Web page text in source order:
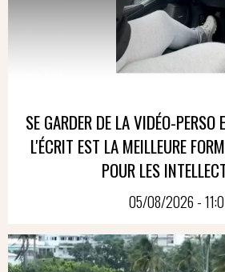
SE GARDER DE LA VIDÉO-PERSO
L'ÉCRIT EST LA MEILLEURE
POUR LES
05/08/2026 -